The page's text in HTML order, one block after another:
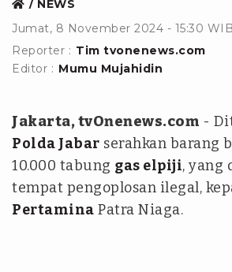
NEWS
Jumat, 8 November 2024 - 15:30 WIB
Reporter : Tim tvonenews.com
Editor : Mumu Mujahidin
Jakarta, tvOnenews.com -
Polda Jabar serahkan barang
10.000 tabung gas elpiji, yang
tempat pengoplosan ilegal,
Pertamina Patra Niaga.